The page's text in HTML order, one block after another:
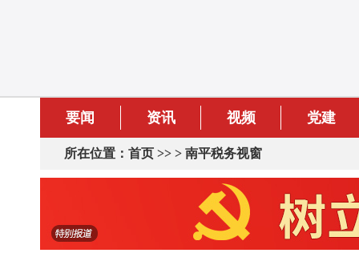
要闻 资讯 视频 党建
所在位置： 首页 >> > 南平税务视窗